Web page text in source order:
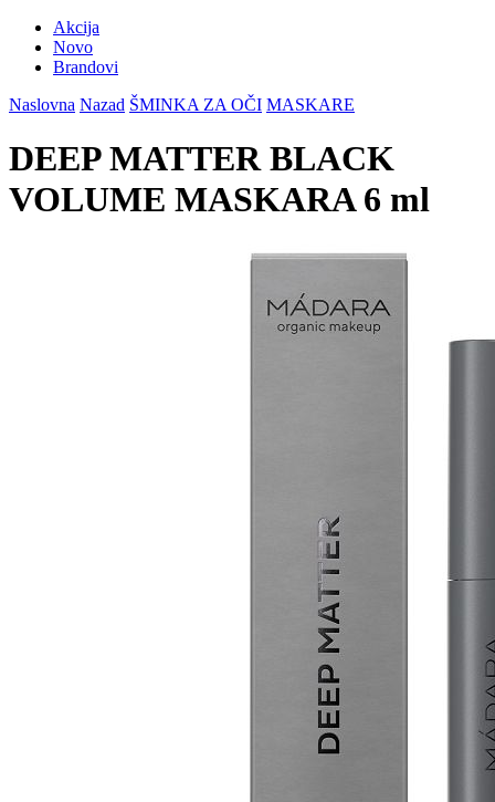
Akcija
Novo
Brandovi
Naslovna Nazad ŠMINKA ZA OČI MASKARE
DEEP MATTER BLACK
VOLUME MASKARA 6 ml